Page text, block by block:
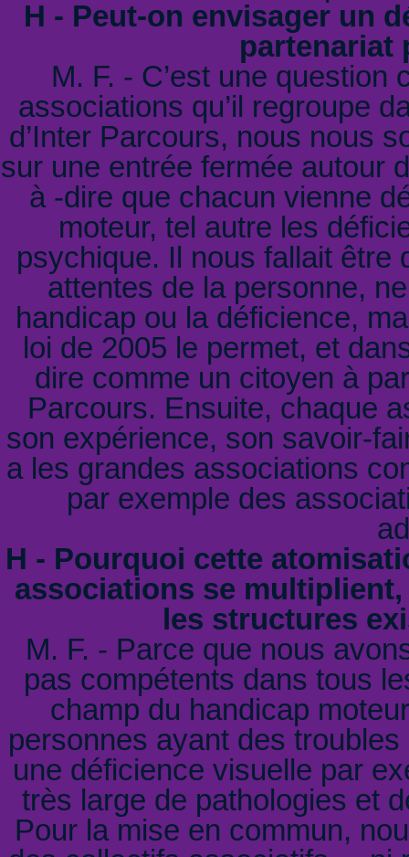
H - Peut-on envisager un
partenariat
M. F. - C’est une
associations qu’il regroupe
d’Inter Parcours, nous nous
sur une entrée fermée autour
à -dire que chacun vienne
moteur, tel autre les
psychique. Il nous fallait être
attentes de la personne,
handicap ou la déficience,
loi de 2005 le permet, et
dire comme un citoyen à
Parcours. Ensuite, chaque
son expérience, son savoir-
a les grandes associations
par exemple des
H - Pourquoi cette
associations se
les structures
M. F. - Parce que nous
pas compétents dans tous
champ du handicap
personnes ayant des
une déficience visuelle par
très large de pathologies et
Pour la mise en commun,